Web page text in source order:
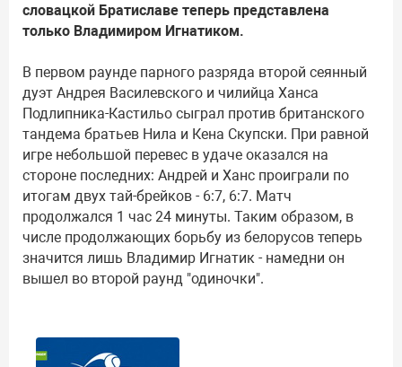
словацкой Братиславе теперь представлена
только Владимиром Игнатиком.
В первом раунде парного разряда второй сеянный
дуэт Андрея Василевского и чилийца Ханса
Подлипника-Кастильо сыграл против британского
тандема братьев Нила и Кена Скупски. При равной
игре небольшой перевес в удаче оказался на
стороне последних: Андрей и Ханс проиграли по
итогам двух тай-брейков - 6:7, 6:7. Матч
продолжался 1 час 24 минуты. Таким образом, в
числе продолжающих борьбу из белорусов теперь
значится лишь Владимир Игнатик - намедни он
вышел во второй раунд "одиночки".